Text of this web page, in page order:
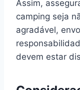
Assim,
camping seja
agradável,
devem estar